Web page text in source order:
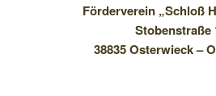
Förderverein „Schloß
Stobenstraße
38835 Osterwieck –